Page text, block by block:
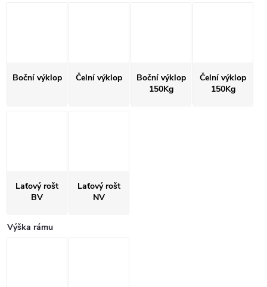
Boční výklop Čelní výklop
Boční výklop
150Kg
Čelní výklop
150Kg
Laťový rošt
BV
Laťový rošt
NV
Výška rámu